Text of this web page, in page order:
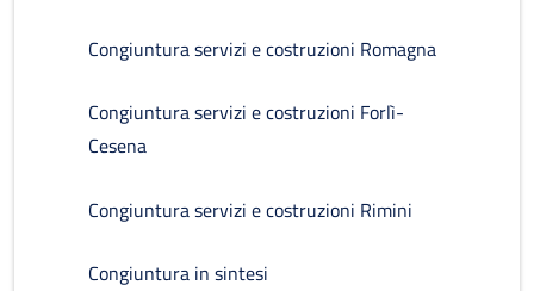
Congiuntura servizi e costruzioni Romagna
Congiuntura servizi e costruzioni Forlì-
Cesena
Congiuntura servizi e costruzioni Rimini
Congiuntura in sintesi